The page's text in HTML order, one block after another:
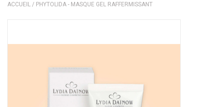
ACCUEIL / PHYTOLIDA - MASQUE GEL RAFFERMISSANT